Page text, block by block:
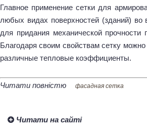
Главное применение сетки для
любых видах поверхностей (зданий)
для придания механической
Благодаря своим свойствам сетку
различные тепловые коэффициенты.
Читати повністю фасадная сетка
Читати на сайті